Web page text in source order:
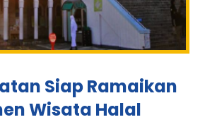
Siap Ramaikan
Wisata Halal